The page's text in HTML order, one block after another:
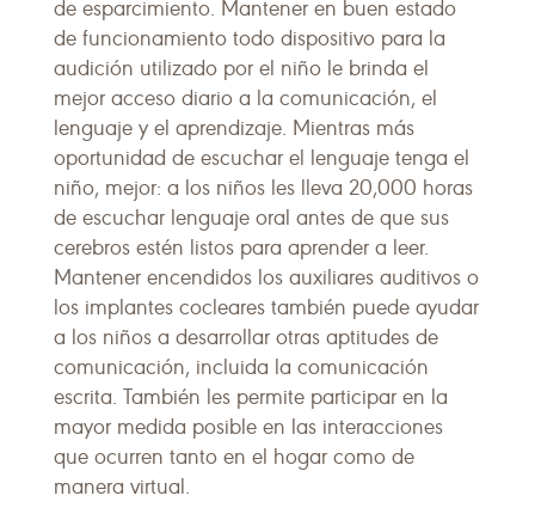
de esparcimiento. Mantener en buen estado
de funcionamiento todo dispositivo para la
audición utilizado por el niño le brinda el
mejor acceso diario a la comunicación, el
lenguaje y el aprendizaje. Mientras más
oportunidad de escuchar el lenguaje tenga el
niño, mejor: a los niños les lleva 20,000 horas
de escuchar lenguaje oral antes de que sus
cerebros estén listos para aprender a leer.
Mantener encendidos los auxiliares auditivos o
los implantes cocleares también puede ayudar
a los niños a desarrollar otras aptitudes de
comunicación, incluida la comunicación
escrita. También les permite participar en la
mayor medida posible en las interacciones
que ocurren tanto en el hogar como de
manera virtual.